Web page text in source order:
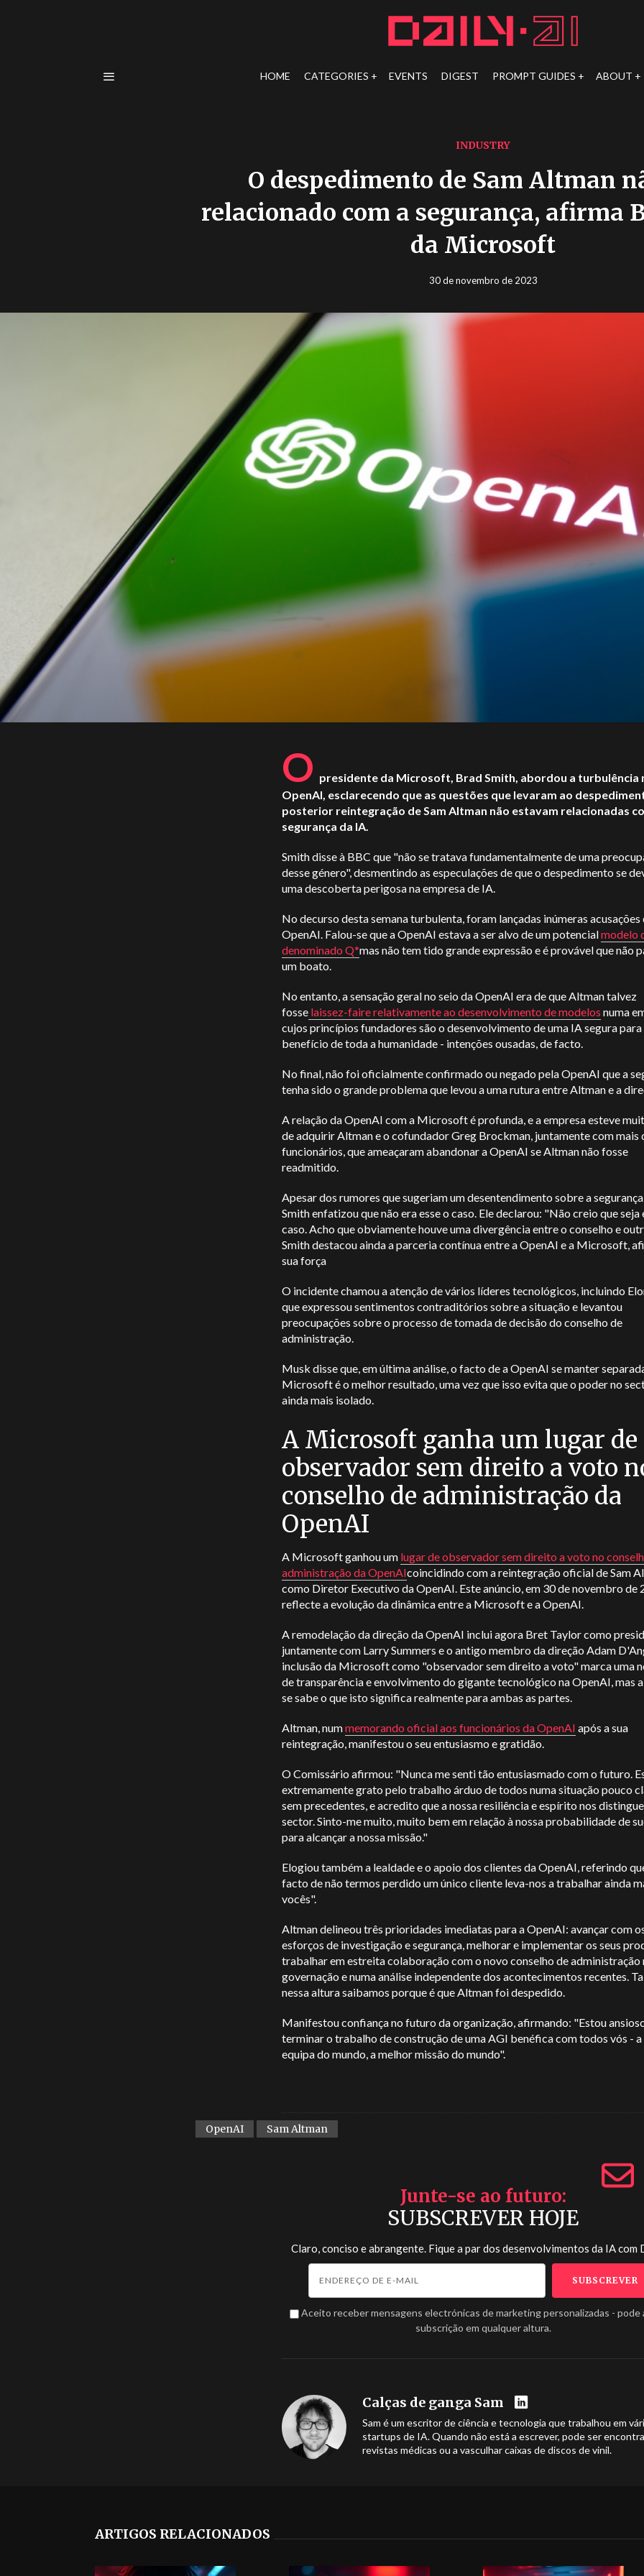
HOME CATEGORIES EVENTS DIGEST PROMPT GUIDES ABOUT
INDUSTRY
O despedimento de Sam Altman
relacionado com a segurança, afirma
da Microsoft
30 de novembro de 2023
O presidente da Microsoft, Brad Smith, abordou a turbulência
OpenAI, esclarecendo que as questões que levaram ao
posterior reintegração de Sam Altman não estavam relacionadas
segurança da IA.
Smith disse à BBC que "não se tratava fundamentalmente de uma
desse género", desmentindo as especulações de que o despedimento se
uma descoberta perigosa na empresa de IA.
No decurso desta semana turbulenta, foram lançadas inúmeras acusações
OpenAI. Falou-se que a OpenAI estava a ser alvo de um potencialmodelo
denominado Q*mas não tem tido grande expressão e é provável que não
um boato.
No entanto, a sensação geral no seio da OpenAI era de que Altman talvez
fosse laissez-faire relativamente ao desenvolvimento de modelos numa
cujos princípios fundadores são o desenvolvimento de uma IA segura para
benefício de toda a humanidade - intenções ousadas, de facto.
No final, não foi oficialmente confirmado ou negado pela OpenAI que a
tenha sido o grande problema que levou a uma rutura entre Altman e a
A relação da OpenAI com a Microsoft é profunda, e a empresa esteve
de adquirir Altman e o cofundador Greg Brockman, juntamente com mais
funcionários, que ameaçaram abandonar a OpenAI se Altman não fosse
readmitido.
Apesar dos rumores que sugeriam um desentendimento sobre a
Smith enfatizou que não era esse o caso. Ele declarou: "Não creio que seja
caso. Acho que obviamente houve uma divergência entre o conselho e
Smith destacou ainda a parceria contínua entre a OpenAI e a Microsoft,
sua força
O incidente chamou a atenção de vários líderes tecnológicos, incluindo
que expressou sentimentos contraditórios sobre a situação e levantou
preocupações sobre o processo de tomada de decisão do conselho de
administração.
Musk disse que, em última análise, o facto de a OpenAI se manter
Microsoft é o melhor resultado, uma vez que isso evita que o poder no
ainda mais isolado.
A Microsoft ganha um lugar de
observador sem direito a voto
conselho de administração da
OpenAI
A Microsoft ganhou um lugar de observador sem direito a voto no
administração da OpenAIcoincidindo com a reintegração oficial de Sam
como Diretor Executivo da OpenAI. Este anúncio, em 30 de novembro de
reflecte a evolução da dinâmica entre a Microsoft e a OpenAI.
A remodelação da direção da OpenAI inclui agora Bret Taylor como
juntamente com Larry Summers e o antigo membro da direção Adam
inclusão da Microsoft como "observador sem direito a voto" marca uma
de transparência e envolvimento do gigante tecnológico na OpenAI, mas
se sabe o que isto significa realmente para ambas as partes.
Altman, nummemorando oficial aos funcionários da OpenAI após a sua
reintegração, manifestou o seu entusiasmo e gratidão.
O Comissário afirmou: "Nunca me senti tão entusiasmado com o futuro.
extremamente grato pelo trabalho árduo de todos numa situação pouco
sem precedentes, e acredito que a nossa resiliência e espírito nos
sector. Sinto-me muito, muito bem em relação à nossa probabilidade de
para alcançar a nossa missão."
Elogiou também a lealdade e o apoio dos clientes da OpenAI, referindo
facto de não termos perdido um único cliente leva-nos a trabalhar ainda
vocês".
Altman delineou três prioridades imediatas para a OpenAI: avançar com
esforços de investigação e segurança, melhorar e implementar os seus
trabalhar em estreita colaboração com o novo conselho de administração
governação e numa análise independente dos acontecimentos recentes.
nessa altura saibamos porque é que Altman foi despedido.
Manifestou confiança no futuro da organização, afirmando: "Estou
terminar o trabalho de construção de uma AGI benéfica com todos vós -
equipa do mundo, a melhor missão do mundo".
OpenAI Sam Altman
Junte-se ao futuro
SUBSCREVER HOJE
Claro, conciso e abrangente. Fique a par dos desenvolvimentos da IA com
Aceito receber mensagens electrónicas de marketing personalizadas - pode
subscrição em qualquer altura.
Calças de ganga Sam
Sam é um escritor de ciência e tecnologia que trabalhou em
startups de IA. Quando não está a escrever, pode ser
revistas médicas ou a vasculhar caixas de discos de vinil.
ARTIGOS RELACIONADOS
PDF GRATUITO
Fique à frente com o
Subscreva a nossa newsletter semanal e
último livro eletrónico do DailyAI: 'Mastering AI
para aumentar a
SUBSCREVER AGORA
*Ao subscrever a nossa newsletter, aceita a nossaPolítica de